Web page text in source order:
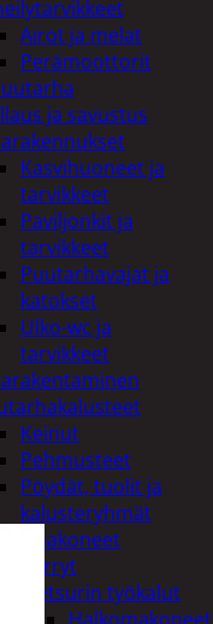
Airot ja melat
Perämoottorit
ja savustus
Kasvihuoneet ja
tarvikkeet
Paviljonkit ja
tarvikkeet
Puutarhavajat ja
katokset
Ulko-wc ja
tarvikkeet
Keinut
Pehmusteet
Pöydät, tuolit ja
kalusteryhmät
Kärryt
Metsurin työkalut